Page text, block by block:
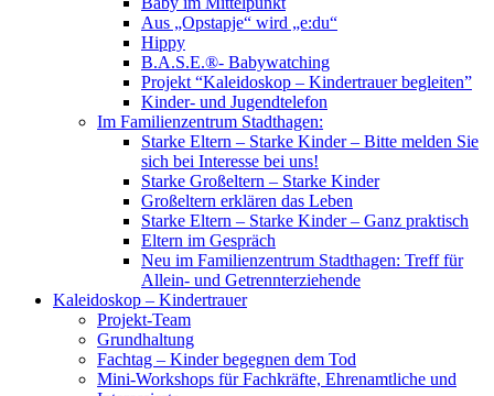
Aus „Opstapje“ wird „e:du“
Hippy
B.A.S.E.®- Babywatching
Projekt “Kaleidoskop – Kindertrauer begleiten”
Kinder- und Jugendtelefon
Im Familienzentrum Stadthagen:
Starke Eltern – Starke Kinder – Bitte melden Sie
sich bei Interesse bei uns!
Starke Großeltern – Starke Kinder
Großeltern erklären das Leben
Starke Eltern – Starke Kinder – Ganz praktisch
Eltern im Gespräch
Neu im Familienzentrum Stadthagen: Treff für
Allein- und Getrennterziehende
Kaleidoskop – Kindertrauer
Projekt-Team
Grundhaltung
Fachtag – Kinder begegnen dem Tod
Mini-Workshops für Fachkräfte, Ehrenamtliche und